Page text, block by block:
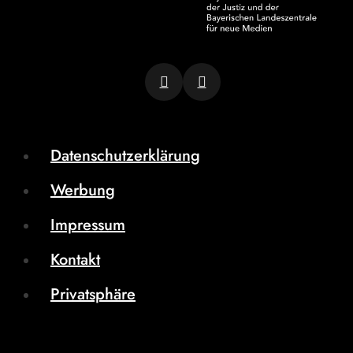
Datenschutzerklärung
Werbung
Impressum
Kontakt
Privatsphäre